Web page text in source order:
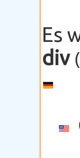
Es
div